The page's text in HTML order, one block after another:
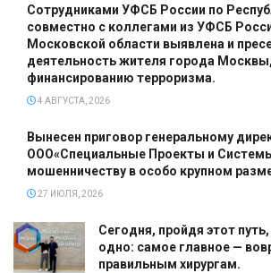
Сотрудниками УФСБ России по
совместно с коллегами из УФСБ
Московской области выявлена и
деятельность жителя города
финансированию терроризма.
4 АВГУСТА, 2026
Вынесен приговор генеральному
ООО«Специальные Проекты и
мошенничеству в особо крупном
27 ИЮЛЯ, 2026
Сегодня, пройдя этот
одно: самое главное —
правильным хирургам.